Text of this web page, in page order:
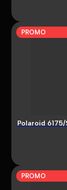
PROMO
Polaroid 6175/
PROMO